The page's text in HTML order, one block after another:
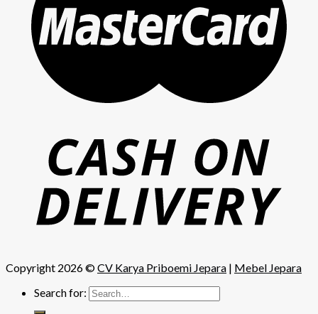
Copyright 2026 ©CV Karya Priboemi Jepara | Mebel Jepara
Search for: